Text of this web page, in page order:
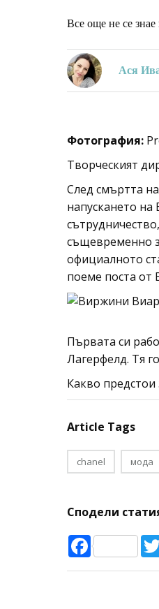
Все още не се
Ася
Фотография:
Творческият
След смъртта на
напускането
същевременно
официалното
поеме поста от
Първата си
Лагерфелд. Тя
Какво
Article Tags
chanel мода
Сподели
Facebook